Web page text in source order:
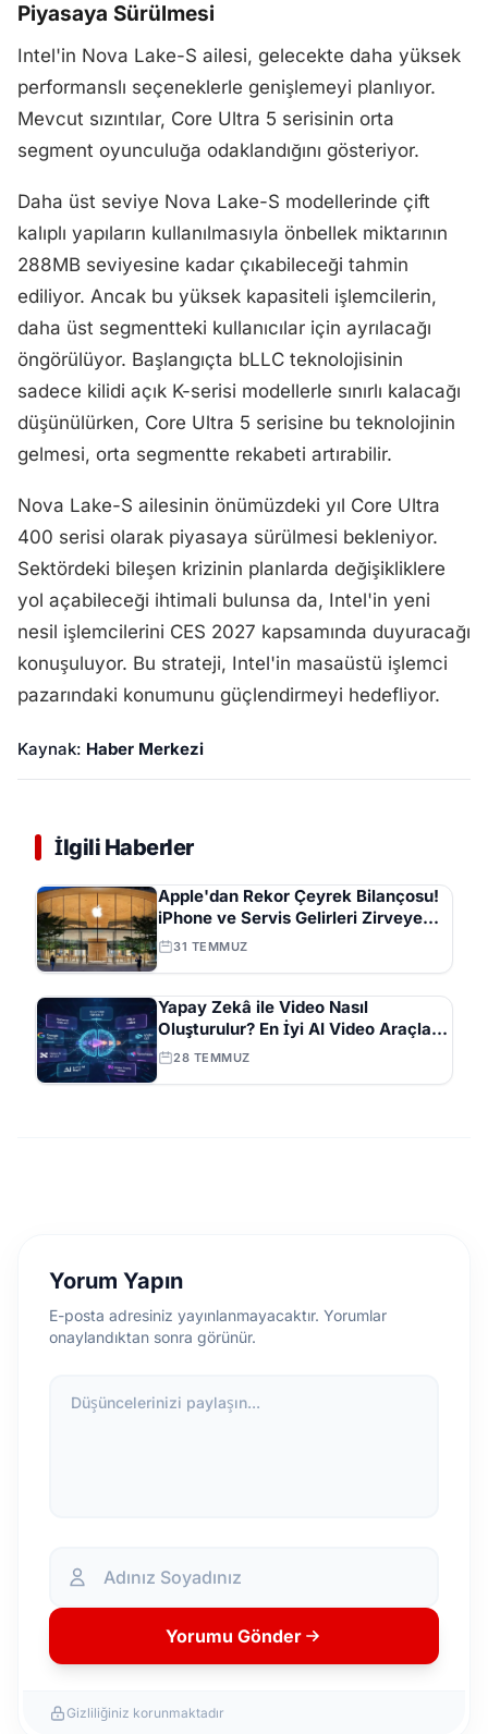
Piyasaya Sürülmesi
Intel'in Nova Lake-S ailesi, gelecekte daha yüksek
performanslı seçeneklerle genişlemeyi planlıyor.
Mevcut sızıntılar, Core Ultra 5 serisinin orta
segment oyunculuğa odaklandığını gösteriyor.
Daha üst seviye Nova Lake-S modellerinde çift
kalıplı yapıların kullanılmasıyla önbellek miktarının
288MB seviyesine kadar çıkabileceği tahmin
ediliyor. Ancak bu yüksek kapasiteli işlemcilerin,
daha üst segmentteki kullanıcılar için ayrılacağı
öngörülüyor. Başlangıçta bLLC teknolojisinin
sadece kilidi açık K-serisi modellerle sınırlı kalacağı
düşünülürken, Core Ultra 5 serisine bu teknolojinin
gelmesi, orta segmentte rekabeti artırabilir.
Nova Lake-S ailesinin önümüzdeki yıl Core Ultra
400 serisi olarak piyasaya sürülmesi bekleniyor.
Sektördeki bileşen krizinin planlarda değişikliklere
yol açabileceği ihtimali bulunsa da, Intel'in yeni
nesil işlemcilerini CES 2027 kapsamında duyuracağı
konuşuluyor. Bu strateji, Intel'in masaüstü işlemci
pazarındaki konumunu güçlendirmeyi hedefliyor.
Kaynak: Haber Merkezi
İlgili Haberler
Apple'dan Rekor Çeyrek Bilançosu!
iPhone ve Servis Gelirleri Zirveye
Çıktı
31 TEMMUZ
Yapay Zekâ ile Video Nasıl
Oluşturulur? En İyi AI Video Araçları
ve İpuçları Tam Listesi
28 TEMMUZ
Yorum Yapın
E-posta adresiniz yayınlanmayacaktır. Yorumlar
onaylandıktan sonra görünür.
Düşüncelerinizi paylaşın...
Yorumu Gönder
Gizliliğiniz korunmaktadır